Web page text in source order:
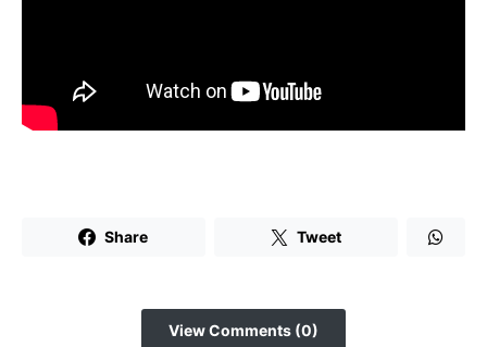
Share Tweet
View Comments (0)